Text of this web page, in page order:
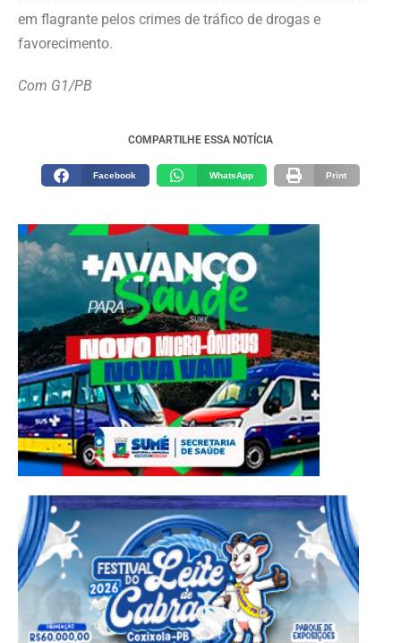
em flagrante pelos crimes de tráfico de drogas e
favorecimento.
Com G1/PB
COMPARTILHE ESSA NOTÍCIA
Facebook WhatsApp Print